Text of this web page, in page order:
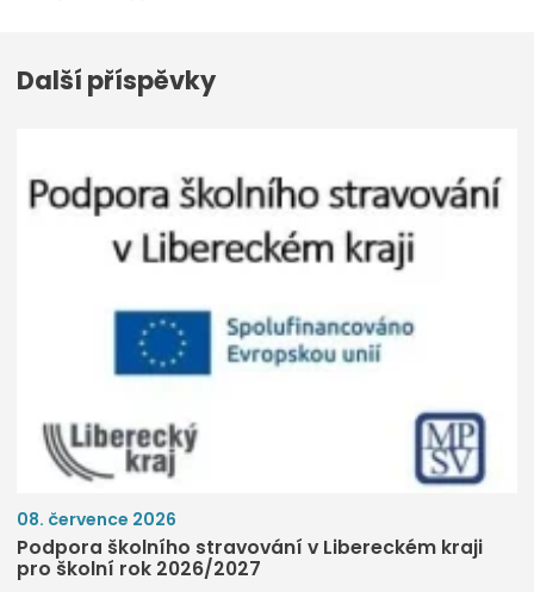
Další příspěvky
08. července 2026
Podpora školního stravování v Libereckém kraji
pro školní rok 2026/2027